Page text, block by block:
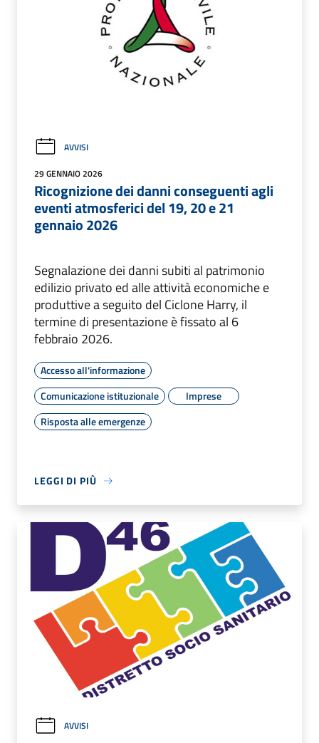
AVVISI
29 GENNAIO 2026
Ricognizione dei danni conseguenti agli
eventi atmosferici del 19, 20 e 21
gennaio 2026
Segnalazione dei danni subiti al patrimonio
edilizio privato ed alle attività economiche e
produttive a seguito del Ciclone Harry, il
termine di presentazione è fissato al 6
febbraio 2026.
Accesso all'informazione
Comunicazione istituzionale
Imprese
Risposta alle emergenze
LEGGI DI PIÙ
AVVISI